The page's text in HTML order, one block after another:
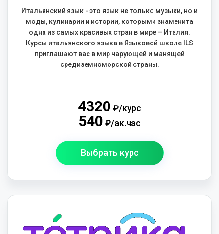
Итальянский язык - это язык не только музыки, но и
моды, кулинарии и истории, которыми знаменита
одна из самых красивых стран в мире – Италия.
Курсы итальянского языка в Языковой школе ILS
приглашают вас в мир чарующей и манящей
средиземноморской страны.
4320 ₽/курс
540 ₽/ак.час
Выбрать курс